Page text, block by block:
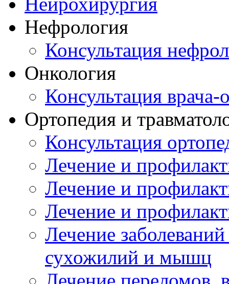
Нефрология
Консультация
Онкология
Консультация врача-
Ортопедия и
Консультация
Лечение и
Лечение и
Лечение и
Лечение
сухожилий и мышц